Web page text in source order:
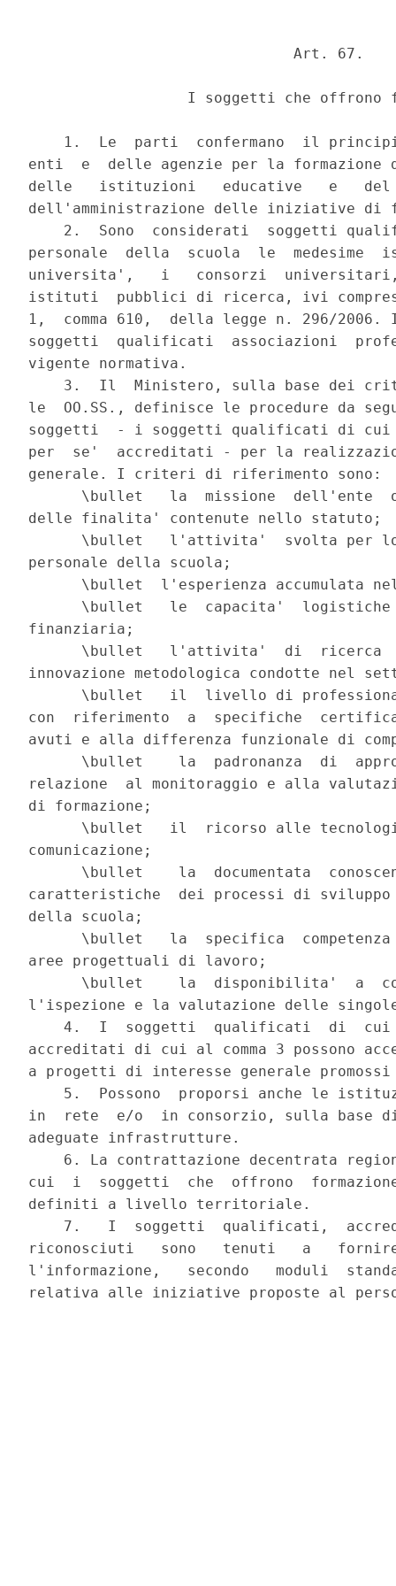
                              Art. 67.
I soggetti che offrono
1.  Le  parti  confermano  il
enti  e  delle agenzie per la formazione
delle   istituzioni   educative   e   del
dell'amministrazione delle iniziative di
2.  Sono  considerati  soggetti
personale  della  scuola  le
universita',   i   consorzi
istituti  pubblici di ricerca, ivi
1,  comma 610,  della legge n. 296/2006.
soggetti  qualificati  associazioni
vigente normativa.
3.  Il  Ministero, sulla base dei
le  OO.SS., definisce le procedure da
soggetti  - i soggetti qualificati di cui al
per  se'  accreditati - per la
generale. I criteri di riferimento sono:
\bullet   la  missione  dell'ente
delle finalita' contenute nello statuto;
\bullet   l'attivita'  svolta per
personale della scuola;
\bullet  l'esperienza accumulata
\bullet   le  capacita'
finanziaria;
\bullet   l'attivita'  di  ricerca
innovazione metodologica condotte nel
\bullet   il  livello di
con  riferimento  a  specifiche
avuti e alla differenza funzionale di
\bullet    la  padronanza  di
relazione  al monitoraggio e alla
di formazione;
\bullet   il  ricorso alle
comunicazione;
\bullet    la  documentata
caratteristiche  dei processi di sviluppo
della scuola;
\bullet   la  specifica
aree progettuali di lavoro;
\bullet    la  disponibilita'  a
l'ispezione e la valutazione delle
4.  I  soggetti  qualificati  di
accreditati di cui al comma 3 possono
a progetti di interesse generale
5.  Possono  proporsi anche le
in  rete  e/o  in consorzio, sulla base di
adeguate infrastrutture.
6. La contrattazione decentrata
cui  i  soggetti  che  offrono
definiti a livello territoriale.
7.   I  soggetti  qualificati,
riconosciuti   sono   tenuti   a
l'informazione,   secondo   moduli